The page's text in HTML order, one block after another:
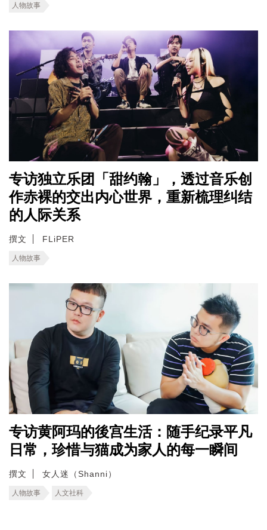
人物故事
专访独立乐团「甜约翰」，透过音乐创
作赤裸的交出内心世界，重新梳理纠结
的人际关系
撰文 FLiPER
人物故事
专访黄阿玛的後宫生活：随手纪录平凡
日常，珍惜与猫成为家人的每一瞬间
撰文 女人迷（Shanni）
人物故事 人文社科